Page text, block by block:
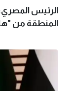
الرئيس
المنطقة من